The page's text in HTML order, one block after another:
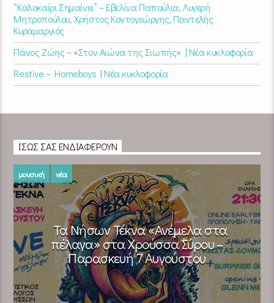
“Καλοκαίρι Σημαίνει” – Εβελίνα Παπούλια, Λυγερή
Μητροπούλου, Χρήστος Κοντογεώργης, Παντελής
Κυραμαργιός
Πάνος Ζώης – «Στον Αιώνα της Σιωπής» | Νέα κυκλοφορία
Restive – Homeboys | Νέα κυκλοφορία
ΊΣΩΣ ΣΑΣ ΕΝΔΙΑΦΈΡΟΥΝ
μουσική νέα
Τα Νήσων Τέκνα «Ανέμελα στα
πέλαγα» στα Χρούσσα Σύρου –
Παρασκευή 7 Αυγούστου